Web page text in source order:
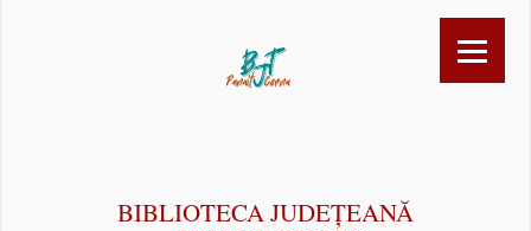
BIBLIOTECA JUDEȚEANĂ